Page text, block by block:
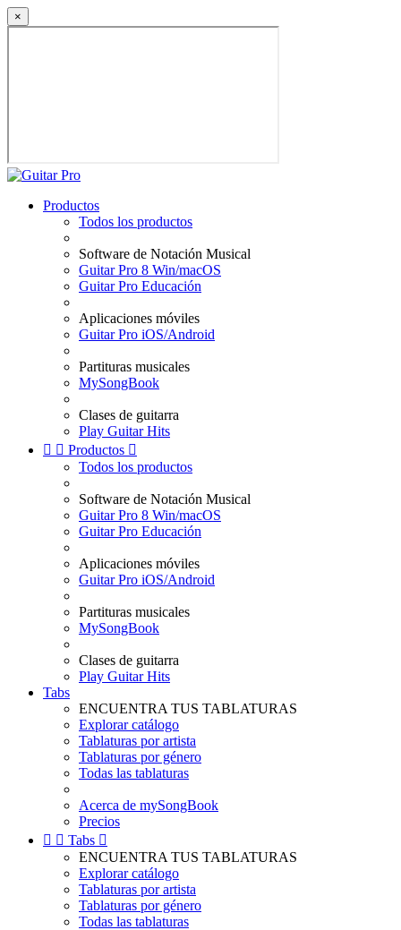
×
Productos
Todos los productos
Software de Notación Musical
Guitar Pro 8 Win/macOS
Guitar Pro Educación
Aplicaciones móviles
Guitar Pro iOS/Android
Partituras musicales
MySongBook
Clases de guitarra
Play Guitar Hits
  Productos 
Todos los productos
Software de Notación Musical
Guitar Pro 8 Win/macOS
Guitar Pro Educación
Aplicaciones móviles
Guitar Pro iOS/Android
Partituras musicales
MySongBook
Clases de guitarra
Play Guitar Hits
Tabs
ENCUENTRA TUS TABLATURAS
Explorar catálogo
Tablaturas por artista
Tablaturas por género
Todas las tablaturas
Acerca de mySongBook
Precios
  Tabs 
ENCUENTRA TUS TABLATURAS
Explorar catálogo
Tablaturas por artista
Tablaturas por género
Todas las tablaturas